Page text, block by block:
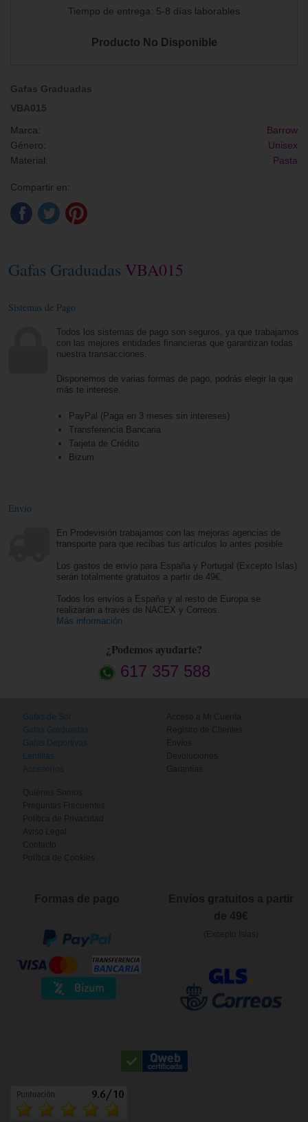
Tiempo de entrega: 5-8 días laborables
Producto No Disponible
Gafas Graduadas
VBA015
Marca:
Barrow
Género:
Unisex
Material:
Pasta
Compartir en:
Gafas Graduadas VBA015
Sistemas de Pago
Todos los sistemas de pago son seguros, ya que trabajamos
con las mejores entidades financieras que garantizan todas
nuestra transacciones.
Disponemos de varias formas de pago, podrás elegir la que
más te interese.
PayPal (Paga en 3 meses sin intereses)
Transferencia Bancaria
Tarjeta de Crédito
Bizum
Envío
En Prodevisión trabajamos con las mejoras agencias de
transporte para que recibas tus artículos lo antes posible.
Los gastos de envío para España y Portugal (Excepto Islas)
serán totalmente gratuitos a partir de 49€.
Todos los envíos a España y al resto de Europa se
realizarán a través de NACEX y Correos.
Más información
¿Podemos ayudarte?
617 357 588
Gafas de Sol
Gafas Graduadas
Gafas Deportivas
Lentillas
Accesorios
Acceso a Mi Cuenta
Registro de Clientes
Envíos
Devoluciones
Garantías
Quiénes Somos
Preguntas Frecuentes
Política de Privacidad
Aviso Legal
Contacto
Política de Cookies
Formas de pago
Envíos gratuitos a partir
de 49€
(Excepto Islas)